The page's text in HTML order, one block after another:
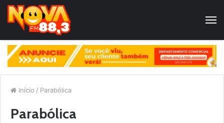
Início / Parabólica
Parabólica